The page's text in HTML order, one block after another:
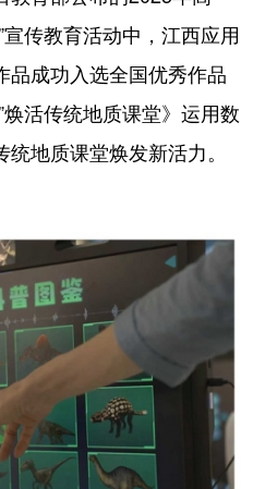
传教育活动中，江西应用
品成功入选全国优秀作品
活传统地质课堂》运用数
地质课堂焕发新活力。